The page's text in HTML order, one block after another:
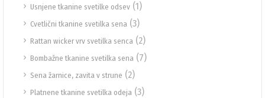
Usnjene tkanine svetilke odsev (1)
Cvetlični tkanine svetilka sena (3)
Rattan wicker vrv svetilka senca (2)
Bombažne tkanine svetilka sena (7)
Sena žarnice, zavita v strune (2)
Platnene tkanine svetilka odeja (3)